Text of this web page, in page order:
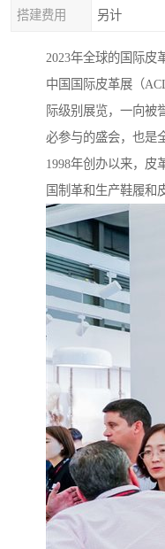
搭建费用 另计
2023年全球的国际皮
中国国际皮革展（
际级别展览，一向被
必参与的盛会，也是
1998年创办以来，皮
国制革和生产鞋履和